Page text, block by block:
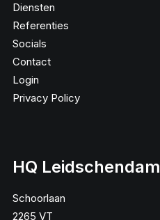
Diensten
Referenties
Socials
Contact
Login
Privacy Policy
HQ Leidschendam
Schoorlaan
2265 VT